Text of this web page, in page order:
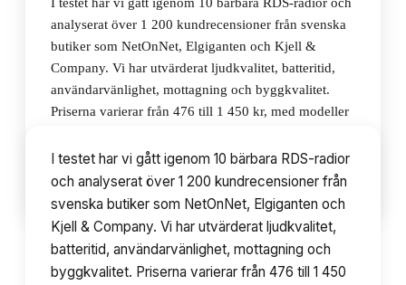
analyserat över 1 200 kundrecensioner från svenska
butiker som NetOnNet, Elgiganten och Kjell &
Company. Vi har utvärderat ljudkvalitet, batteritid,
användarvänlighet, mottagning och byggkvalitet.
Priserna varierar från 476 till 1 450 kr, med modeller
Innehållsförteckning 10avsnitt
I testet har vi gått igenom 10 bärbara RDS-radior
och analyserat över 1 200 kundrecensioner från
svenska butiker som NetOnNet, Elgiganten och
Kjell & Company. Vi har utvärderat ljudkvalitet,
batteritid, användarvänlighet, mottagning och
byggkvalitet. Priserna varierar från 476 till 1 450